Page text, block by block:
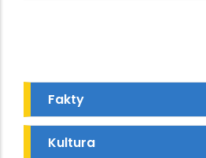
Fakty
Kultura